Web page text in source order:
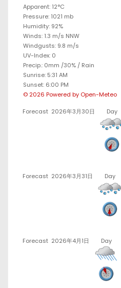
Apparent: 12°C
Pressure: 1021 mb
Humidity: 92%
Winds: 1.3 m/s NNW
Windgusts: 9.8 m/s
UV-Index: 0
Precip.: 0mm /30% / Rain
Sunrise: 5:31 AM
Sunset: 6:00 PM
© 2026 Powered by Open-Meteo
Forecast 2026年3月30日 Day
Forecast 2026年3月31日 Day
Forecast 2026年4月1日 Day